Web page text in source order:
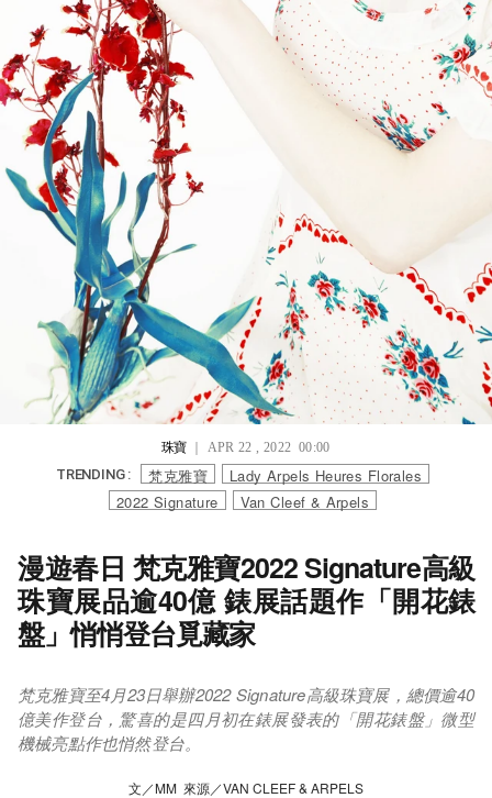
珠寶｜ APR 22 , 2022 00:00
TRENDING : 梵克雅寶
Lady Arpels Heures Florales
2022 Signature
Van Cleef & Arpels
漫遊春日 梵克雅寶2022 Signature高級
珠寶展品逾40億 錶展話題作「開花錶
盤」悄悄登台覓藏家
梵克雅寶至4月23日舉辦2022 Signature高級珠寶展，總價逾40
億美作登台，驚喜的是四月初在錶展發表的「開花錶盤」微型
機械亮點作也悄然登台。
文／MM 來源／VAN CLEEF & ARPELS